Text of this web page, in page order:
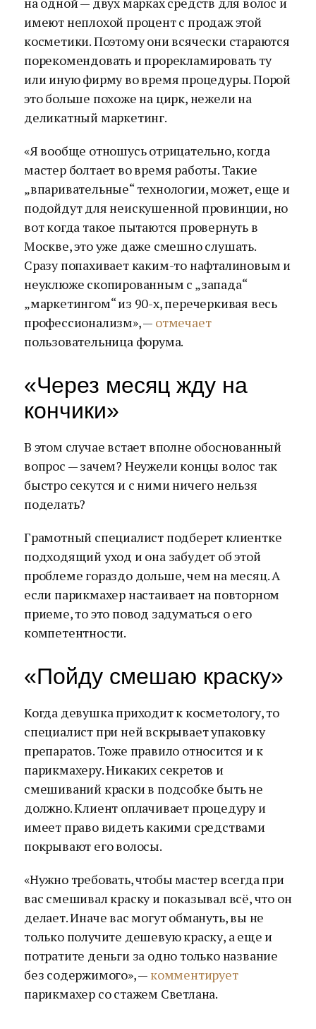
имеют неплохой процент с продаж этой
косметики. Поэтому они всячески стараются
порекомендовать и прорекламировать ту
или иную фирму во время процедуры. Порой
это больше похоже на цирк, нежели на
деликатный маркетинг.
«Я вообще отношусь отрицательно, когда
мастер болтает во время работы. Такие
„впаривательные“ технологии, может, еще и
подойдут для неискушенной провинции, но
вот когда такое пытаются провернуть в
Москве, это уже даже смешно слушать.
Сразу попахивает каким-то нафталиновым и
неуклюже скопированным с „запада“
„маркетингом“ из 90-х, перечеркивая весь
профессионализм», — отмечает
пользовательница форума.
«Через месяц жду на
кончики»
В этом случае встает вполне обоснованный
вопрос — зачем? Неужели концы волос так
быстро секутся и с ними ничего нельзя
поделать?
Грамотный специалист подберет клиентке
подходящий уход и она забудет об этой
проблеме гораздо дольше, чем на месяц. А
если парикмахер настаивает на повторном
приеме, то это повод задуматься о его
компетентности.
«Пойду смешаю краску»
Когда девушка приходит к косметологу, то
специалист при ней вскрывает упаковку
препаратов. Тоже правило относится и к
парикмахеру. Никаких секретов и
смешиваний краски в подсобке быть не
должно. Клиент оплачивает процедуру и
имеет право видеть какими средствами
покрывают его волосы.
«Нужно требовать, чтобы мастер всегда при
вас смешивал краску и показывал всё, что он
делает. Иначе вас могут обмануть, вы не
только получите дешевую краску, а еще и
потратите деньги за одно только название
без содержимого», — комментирует
парикмахер со стажем Светлана.